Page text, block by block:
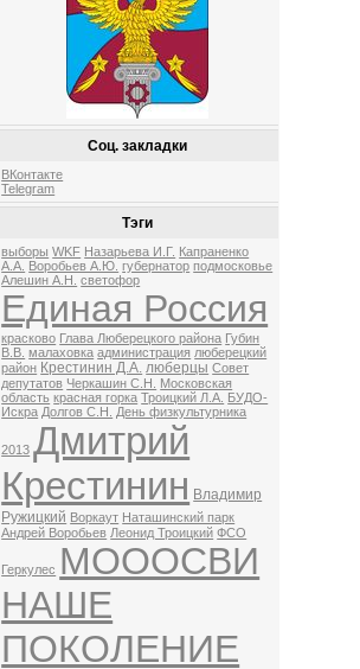
Соц. закладки
ВКонтакте
Telegram
Тэги
выборы WKF Назарьева И.Г. Капраненко
А.А. Воробьев А.Ю. губернатор подмосковье
Алешин А.Н.
светофор
Единая Россия
красково Глава Люберецкого района Губин
В.В. малаховка администрация люберецкий
район Крестинин Д.А. люберцы Совет
депутатов Черкашин С.Н.
Московская
область красная горка Троицкий Л.А. БУДО-
Искра Долгов С.Н. День физкультурника
2013 Дмитрий
Крестинин Владимир
Ружицкий Воркаут Наташинский парк
Андрей Воробьев Леонид Троицкий ФСО
Геркулес МОООСВИ
НАШЕ
ПОКОЛЕНИЕ